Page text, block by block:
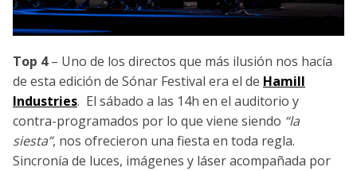
Top 4– Uno de los directos que más ilusión nos hacía
de esta edición de Sónar Festival era el de Hamill
Industries. El sábado a las 14h en el auditorio y
contra-programados por lo que viene siendo “la
siesta”, nos ofrecieron una fiesta en toda regla.
Sincronía de luces, imágenes y láser acompañada por